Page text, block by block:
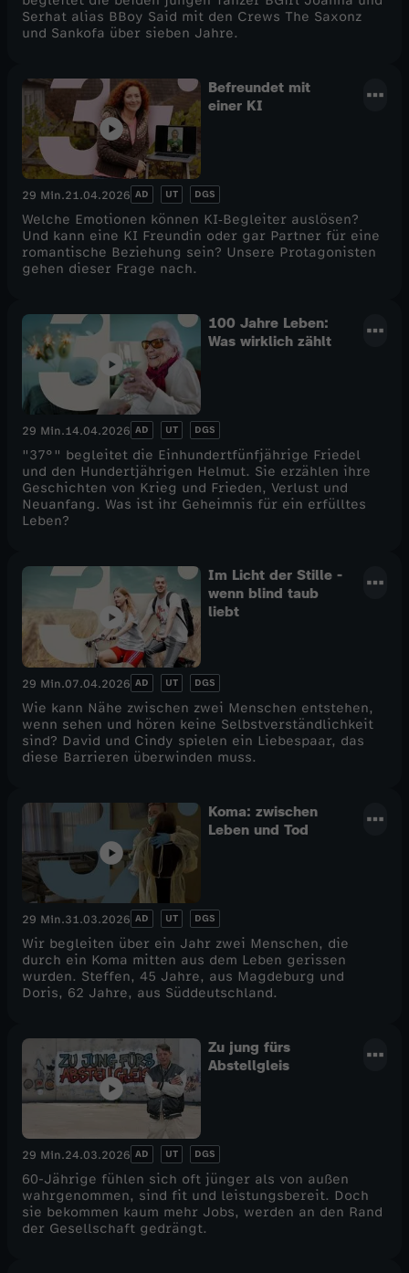
Serhat alias BBoy Said mit den Crews The Saxonz
und Sankofa über sieben Jahre.
Befreundet mit
einer KI
29 Min.21.04.2026 AD UT DGS
Welche Emotionen können KI‑Begleiter auslösen?
Und kann eine KI Freundin oder gar Partner für eine
romantische Beziehung sein? Unsere Protagonisten
gehen dieser Frage nach.
100 Jahre Leben:
Was wirklich zählt
29 Min.14.04.2026 AD UT DGS
"37°" begleitet die Einhundertfünfjährige Friedel
und den Hundertjährigen Helmut. Sie erzählen ihre
Geschichten von Krieg und Frieden, Verlust und
Neuanfang. Was ist ihr Geheimnis für ein erfülltes
Leben?
Im Licht der Stille -
wenn blind taub
liebt
29 Min.07.04.2026 AD UT DGS
Wie kann Nähe zwischen zwei Menschen entstehen,
wenn sehen und hören keine Selbstverständlichkeit
sind? David und Cindy spielen ein Liebespaar, das
diese Barrieren überwinden muss.
Koma: zwischen
Leben und Tod
29 Min.31.03.2026 AD UT DGS
Wir begleiten über ein Jahr zwei Menschen, die
durch ein Koma mitten aus dem Leben gerissen
wurden. Steffen, 45 Jahre, aus Magdeburg und
Doris, 62 Jahre, aus Süddeutschland.
Zu jung fürs
Abstellgleis
29 Min.24.03.2026 AD UT DGS
60-Jährige fühlen sich oft jünger als von außen
wahrgenommen, sind fit und leistungsbereit. Doch
sie bekommen kaum mehr Jobs, werden an den Rand
der Gesellschaft gedrängt.